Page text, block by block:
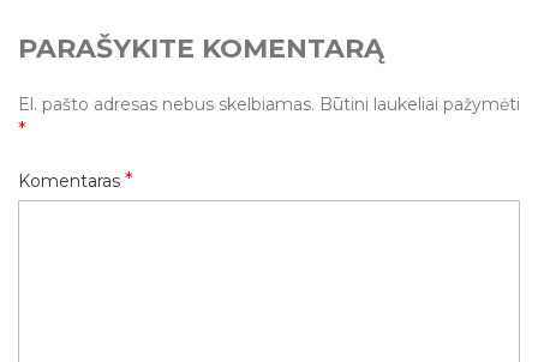
PARAŠYKITE KOMENTARĄ
El. pašto adresas nebus skelbiamas. Būtini laukeliai pažymėti
*
Komentaras *